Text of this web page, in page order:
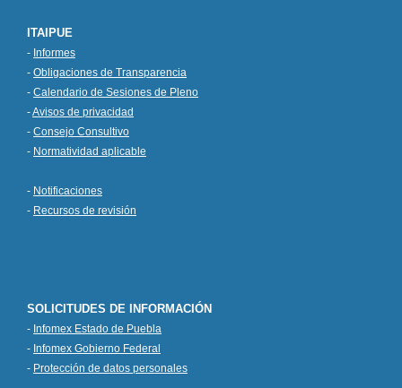
ITAIPUE
- Informes
- Obligaciones de Transparencia
- Calendario de Sesiones de Pleno
-Avisos de privacidad
- Consejo Consultivo
- Normatividad aplicable
- Notificaciones
- Recursos de revisión
SOLICITUDES DE INFORMACIÓN
- Infomex Estado de Puebla
- Infomex Gobierno Federal
- Protección de datos personales